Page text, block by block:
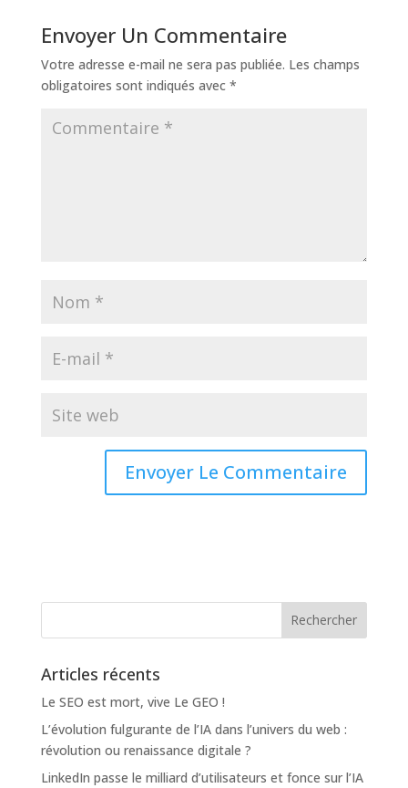
Envoyer Un Commentaire
Votre adresse e-mail ne sera pas publiée. Les champs
obligatoires sont indiqués avec *
Articles récents
Le SEO est mort, vive Le GEO !
L’évolution fulgurante de l’IA dans l’univers du web :
révolution ou renaissance digitale ?
LinkedIn passe le milliard d’utilisateurs et fonce sur l’IA